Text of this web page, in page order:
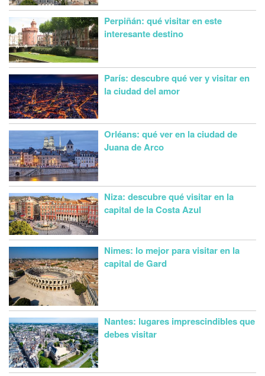
Perpiñán: qué visitar en este
interesante destino
París: descubre qué ver y visitar en
la ciudad del amor
Orléans: qué ver en la ciudad de
Juana de Arco
Niza: descubre qué visitar en la
capital de la Costa Azul
Nimes: lo mejor para visitar en la
capital de Gard
Nantes: lugares imprescindibles que
debes visitar